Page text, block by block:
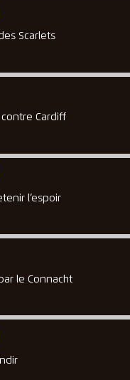
Scarlets
Cardiff
l’espoir
le Connacht